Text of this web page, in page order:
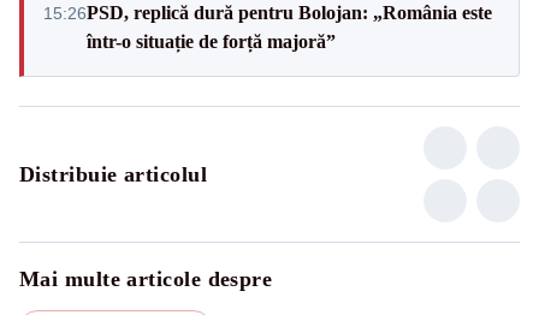
15:26PSD, replică dură pentru Bolojan: „România este
într-o situație de forță majoră”
Distribuie articolul
Mai multe articole despre